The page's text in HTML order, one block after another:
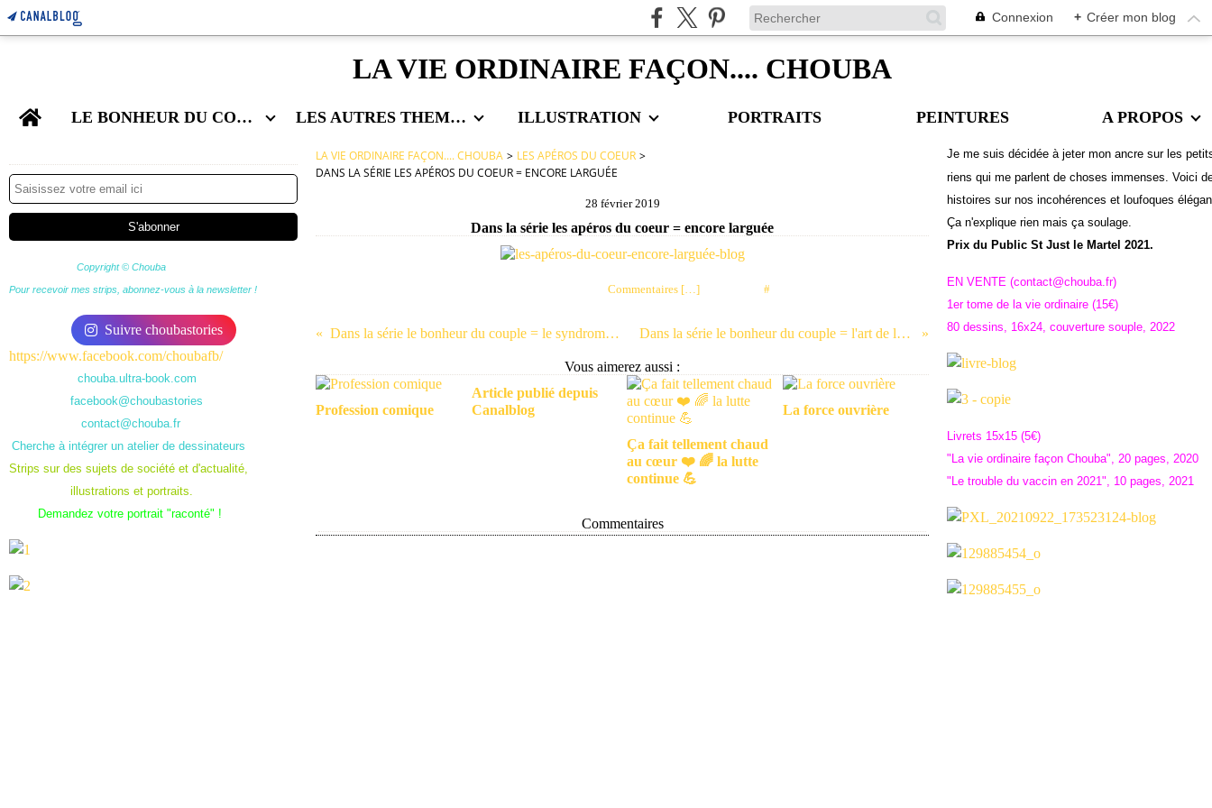
Connexion + Créer mon blog
LA VIE ORDINAIRE FAÇON.... CHOUBA
Home LE BONHEUR DU COUPLE LES AUTRES THEMES ILLUSTRATION PORTRAITS PEINTURES
A PROPOS
Copyright © Chouba
Pour recevoir mes strips, abonnez-vous à la newsletter !
Suivre choubastories
https://www.facebook.com/choubafb/
chouba.ultra-book.com
facebook@choubastories
contact@chouba.fr
Cherche à intégrer un atelier de dessinateurs
Strips sur des sujets de société et d'actualité,
illustrations et portraits.
Demandez votre portrait "raconté" !
LA VIE ORDINAIRE FAÇON.... CHOUBA > LES APÉROS DU COEUR >
DANS LA SÉRIE LES APÉROS DU COEUR = ENCORE LARGUÉE
28 février 2019
Dans la série les apéros du coeur = encore larguée
Commentaires […] #
Dans la série le bonheur du couple = le syndrome de la rupture Dans la série le bonheur du couple = l'art de la conciliation
Vous aimerez aussi :
Profession comique
Article publié depuis
Canalblog
Ça fait tellement chaud
au cœur ❤️ 🌈 la lutte
continue 💪
La force ouvrière
Commentaires
Je me suis décidée à jeter mon ancre sur les
riens qui me parlent de choses immenses. Voici
histoires sur nos incohérences et loufoques
Ça n'explique rien mais ça soulage.
Prix du Public St Just le Martel 2021.
EN VENTE (contact@chouba.fr)
1er tome de la vie ordinaire (15€)
80 dessins, 16x24, couverture souple, 2022
Livrets 15x15 (5€)
"La vie ordinaire façon Chouba", 20 pages, 2020
"Le trouble du vaccin en 2021", 10 pages, 2021